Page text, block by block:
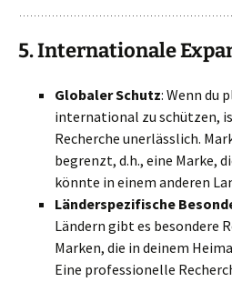
5.Internationale
Globaler Schutz: Wenn du
international zu schützen,
Recherche unerlässlich.
begrenzt, d.h., eine Marke,
könnte in einem anderen
Länderspezifische
Ländern gibt es besondere
Marken, die in deinem
Eine professionelle